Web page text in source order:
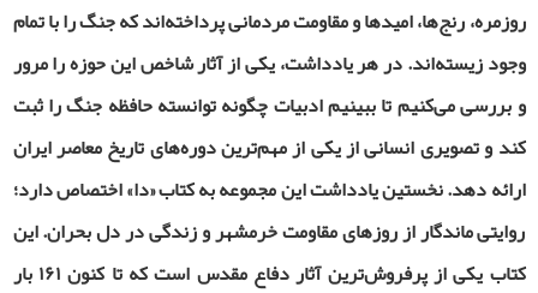
روزمره، رنج‌ها، امیدها و مقاومت مردمانی پرداخته‌اند که جنگ را با تمام
وجود زیسته‌اند. در هر یادداشت، یکی از آثار شاخص این حوزه را مرور
و بررسی می‌کنیم تا ببینیم ادبیات چگونه توانسته حافظه جنگ را ثبت
کند و تصویری انسانی از یکی از مهم‌ترین دوره‌های تاریخ معاصر ایران
ارائه دهد. نخستین یادداشت این مجموعه به کتاب «دا» اختصاص دارد؛
روایتی ماندگار از روزهای مقاومت خرمشهر و زندگی در دل بحران. این
کتاب یکی از پرفروش‌ترین آثار دفاع مقدس است که تا کنون ۱۶۱ بار